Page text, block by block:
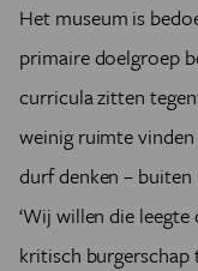
Het museum is
primaire doelgroep
curricula zitten
weinig ruimte
durf denken – buiten
‘Wij willen die
kritisch